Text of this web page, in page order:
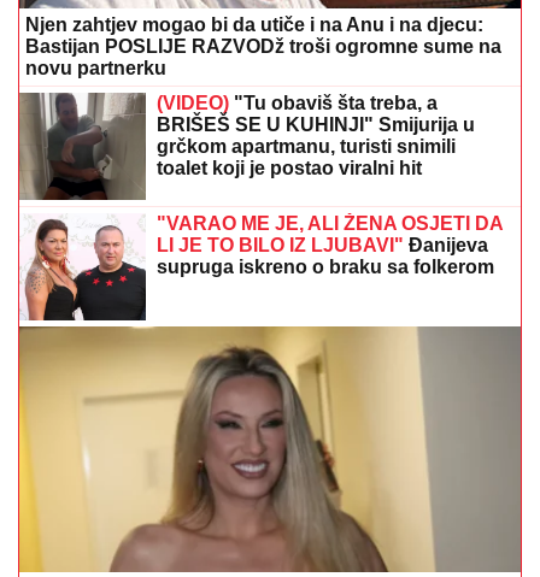
Njen zahtjev mogao bi da utiče i na Anu i na djecu:
Bastijan POSLIJE RAZVODž troši ogromne sume na
novu partnerku
(VIDEO) "Tu obaviš šta treba, a
BRIŠEŠ SE U KUHINJI" Smijurija u
grčkom apartmanu, turisti snimili
toalet koji je postao viralni hit
"VARAO ME JE, ALI ŽENA OSJETI DA
LI JE TO BILO IZ LJUBAVI" Đanijeva
supruga iskreno o braku sa folkerom